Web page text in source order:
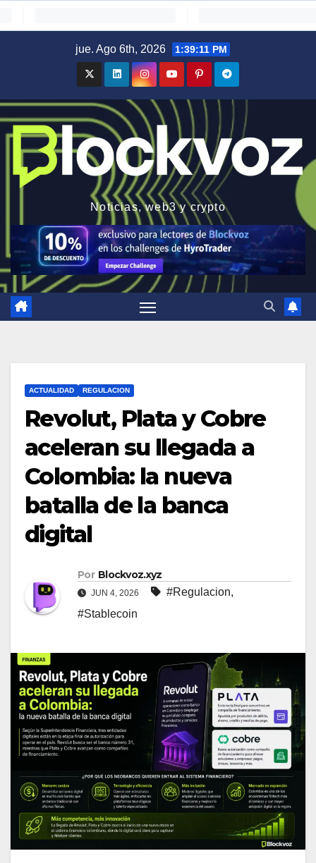
jue. Ago 6th, 2026 1:39:12 PM
Noticias, web3 y crypto
ACTUALIDAD REGULACION
Revolut, Plata y Cobre
aceleran su llegada a
Colombia: la nueva
batalla de la banca
digital
Por Blockvoz.xyz
JUN 4, 2026 #Regulacion,
#Stablecoin